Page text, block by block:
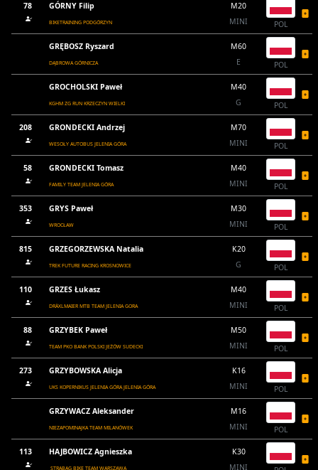
78 GÓRNY Filip
BIKETRAINING PODGÓRZYN
M20
MINI
POL
GRĘBOSZ Ryszard
DĄBROWA GÓRNICZA
M60
E
POL
GROCHOLSKI Paweł
KGHM ZG RUN KRZECZYN WIELKI
M40
G
POL
208 GRONDECKI Andrzej
WESOŁY AUTOBUS JELENIA GÓRA
M70
MINI
POL
58 GRONDECKI Tomasz
FAMILY TEAM JELENIA GÓRA
M40
MINI
POL
353 GRYS Paweł
WROCŁAW
M30
MINI
POL
815 GRZEGORZEWSKA Natalia
TREK FUTURE RACING KROSNOWICE
K20
G
POL
110 GRZES Łukasz
DRÄXLMAIER MTB TEAM JELENIA GORA
M40
MINI
POL
88 GRZYBEK Paweł
TEAM PKO BANK POLSKI JEŻÓW SUDECKI
M50
MINI
POL
273 GRZYBOWSKA Alicja
UKS KOPERNIKUS JELENIA GÓRA JELENIA GÓRA
K16
MINI
POL
GRZYWACZ Aleksander
NIEZAPOMINAJKA TEAM MILANÓWEK
M16
MINI
POL
113 HAJBOWICZ Agnieszka
STRABAG BIKE TEAM WARSZAWA
K30
MINI